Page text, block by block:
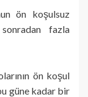
ön koşulsuz
fazla
ön koşul
güne kadar bir